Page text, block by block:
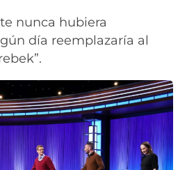
nunca hubiera
día reemplazaría al